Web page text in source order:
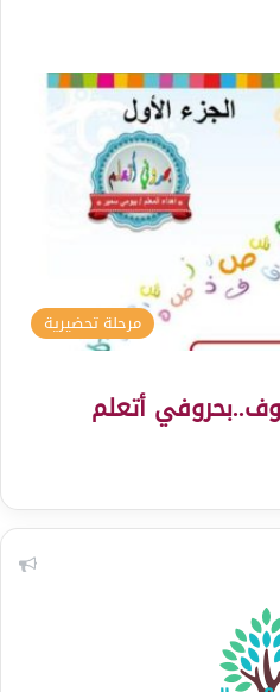
مرحلة تحضيرية
أتعلم